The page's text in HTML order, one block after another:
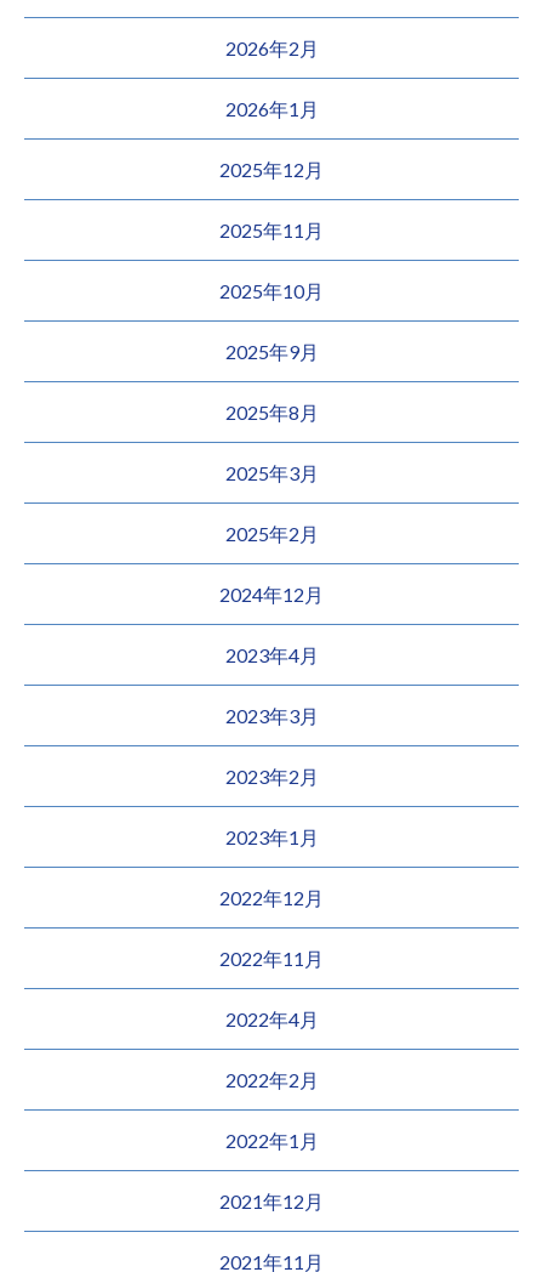
2026年2月
2026年1月
2025年12月
2025年11月
2025年10月
2025年9月
2025年8月
2025年3月
2025年2月
2024年12月
2023年4月
2023年3月
2023年2月
2023年1月
2022年12月
2022年11月
2022年4月
2022年2月
2022年1月
2021年12月
2021年11月